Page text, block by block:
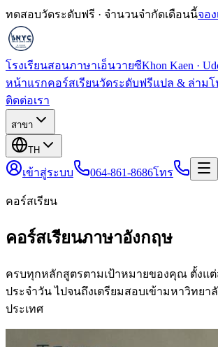
ทดสอบวัดระดับฟรี · จำนวนจำกัดเดือนนี้จอ
โรงเรียนสอนภาษาเอ็นวายซีKhon Kaen ·
หน้าแรกคอร์สเรียนวัดระดับฟรีแปล & ล่ามโ
ติดต่อเรา
สาขา
TH
เข้าสู่ระบบ 064-861-8686โทร
คอร์สเรียน
คอร์สเรียนภาษาอังกฤษ
ครบทุกหลักสูตรตามเป้าหมายของคุณ ตั้งแ
ประจำวัน ไปจนถึงเตรียมสอบเข้ามหาวิทยา
ประเทศ